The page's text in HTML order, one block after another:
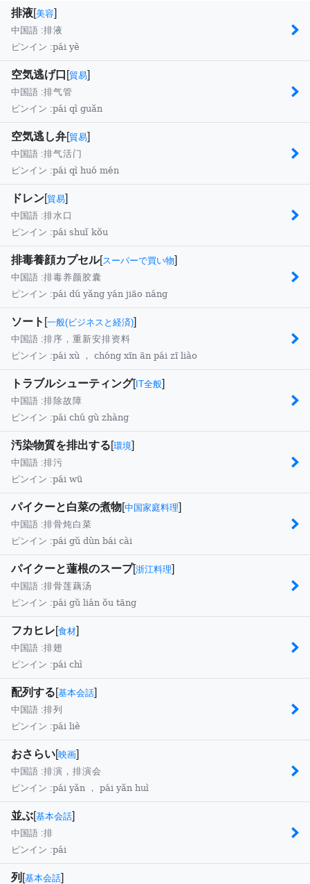
排液[美容]
中国語 :排液
ピンイン :pái yè
空気逃げ口 [貿易]
中国語 :排气管
ピンイン :pái qì guǎn
空気逃し弁[貿易]
中国語 :排气活门
ピンイン :pái qì huó mén
ドレン[貿易]
中国語 :排水口
ピンイン :pái shuǐ kǒu
排毒養顔カプセル[スーパーで買い物]
中国語 :排毒养颜胶囊
ピンイン :pái dú yǎng yán jiāo náng
ソート [一般(ビジネスと経済)]
中国語 :排序，重新安排资料
ピンイン :pái xù ， chóng xīn ān pái zī liào
トラブルシューティング[ IT全般]
中国語 :排除故障
ピンイン :pái chú gù zhàng
汚染物質を排出する[環境]
中国語 :排污
ピンイン :pái wū
パイクーと白菜の煮物[中国家庭料理]
中国語 :排骨炖白菜
ピンイン :pái gǔ dùn bái cài
パイクーと蓮根のスープ[浙江料理]
中国語 :排骨莲藕汤
ピンイン :pái gǔ lián ǒu tāng
フカヒレ[食材]
中国語 :排翅
ピンイン :pái chì
配列する[基本会話]
中国語 :排列
ピンイン :pái liè
おさらい[映画]
中国語 :排演，排演会
ピンイン :pái yǎn ， pái yǎn huì
並ぶ[基本会話]
中国語 :排
ピンイン :pái
列 [基本会話]